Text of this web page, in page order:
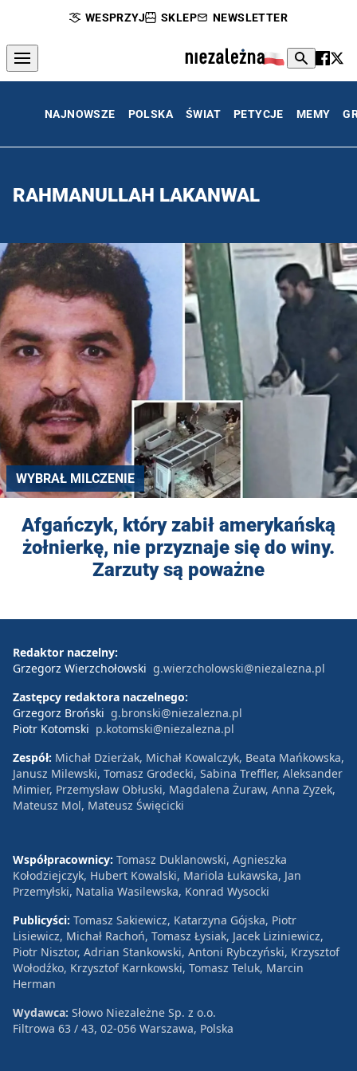
WESPRZYJ SKLEP NEWSLETTER
NAJNOWSZE POLSKA ŚWIAT PETYCJE MEMY
RAHMANULLAH LAKANWAL
WYBRAŁ MILCZENIE
Afgańczyk, który zabił amerykańską
żołnierkę, nie przyznaje się do winy.
Zarzuty są poważne
Redaktor naczelny:
Grzegorz Wierzchołowski g.wierzcholowski@niezalezna.pl
Zastępcy redaktora naczelnego:
Grzegorz Broński g.bronski@niezalezna.pl
Piotr Kotomski p.kotomski@niezalezna.pl
Zespół: Michał Dzierżak, Michał Kowalczyk, Beata Mańkowska,
Janusz Milewski, Tomasz Grodecki, Sabina Treffler, Aleksander
Mimier, Przemysław Obłuski, Magdalena Żuraw, Anna Zyzek,
Mateusz Mol, Mateusz Święcicki
Współpracownicy: Tomasz Duklanowski, Agnieszka
Kołodziejczyk, Hubert Kowalski, Mariola Łukawska, Jan
Przemyłski, Natalia Wasilewska, Konrad Wysocki
Publicyści: Tomasz Sakiewicz, Katarzyna Gójska, Piotr
Lisiewicz, Michał Rachoń, Tomasz Łysiak, Jacek Liziniewicz,
Piotr Nisztor, Adrian Stankowski, Antoni Rybczyński, Krzysztof
Wołodźko, Krzysztof Karnkowski, Tomasz Teluk, Marcin
Herman
Wydawca: Słowo Niezależne Sp. z o.o.
Filtrowa 63 / 43, 02-056 Warszawa, Polska